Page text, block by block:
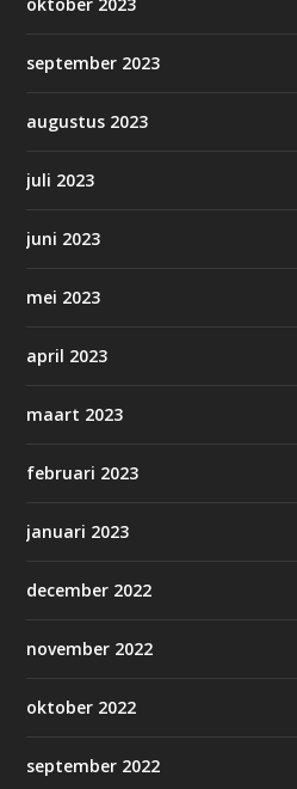
september 2023
augustus 2023
juli 2023
juni 2023
mei 2023
april 2023
maart 2023
februari 2023
januari 2023
december 2022
november 2022
oktober 2022
september 2022